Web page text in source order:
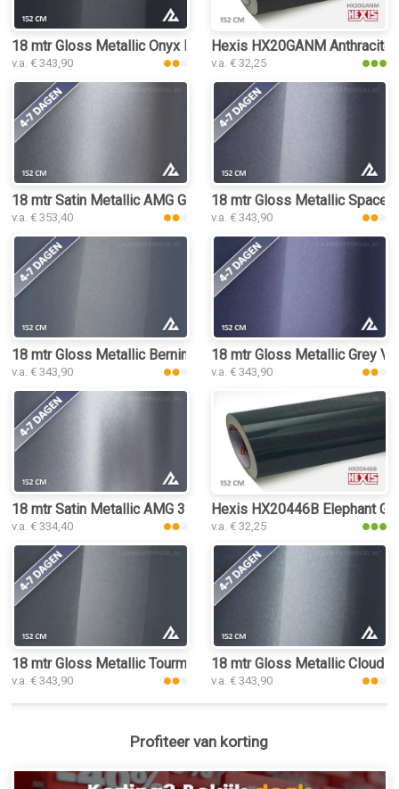
18 mtr Gloss Metallic Onyx Dark Grey 3164 car wrap folie
v.a. € 343,90
Hexis HX20GANM
v.a. € 32,25
18 mtr Satin Metallic AMG Grey 3103 car wrap folie
v.a. € 353,40
18 mtr Gloss Metallic Space
v.a. € 343,90
18 mtr Gloss Metallic Bernina Grey 3186 car wrap folie
v.a. € 343,90
18 mtr Gloss Metallic Grey
v.a. € 343,90
18 mtr Satin Metallic AMG 3111 car wrap folie
v.a. € 334,40
Hexis HX20446B Elephant
v.a. € 32,25
18 mtr Gloss Metallic Tourmaline Grey 3189 car wrap folie
v.a. € 343,90
18 mtr Gloss Metallic Cloud
v.a. € 343,90
Profiteer van korting